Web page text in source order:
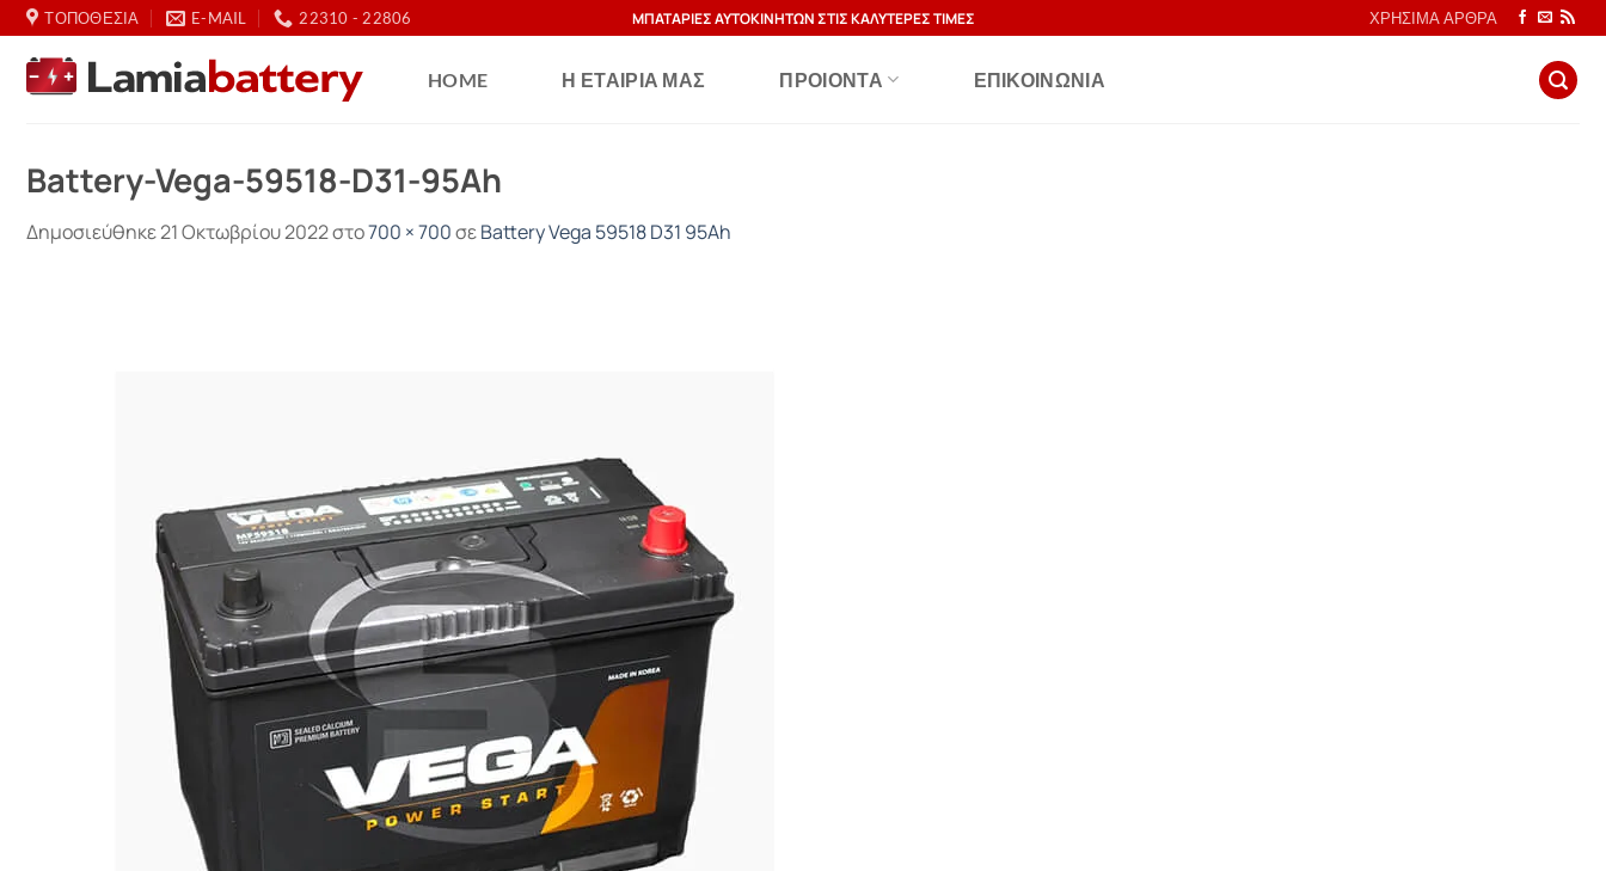
Μετάβαση
στο
περιεχόμενο
ΤΟΠΟΘΕΣΙΑ E-MAIL 22310 - 22806 ΜΠΑΤΑΡΙΕΣ ΑΥΤΟΚΙΝΗΤΩΝ ΣΤΙΣ ΚΑΛΥΤΕΡΕΣ ΤΙΜΕΣ ΧΡΗΣΙΜΑ ΑΡΘΡΑ
HOME Η ΕΤΑΙΡΊΑ ΜΑΣ ΠΡΟΙΟΝΤΑ ΕΠΙΚΟΙΝΩΝΙΑ
Battery-Vega-59518-D31-95Ah
Δημοσιεύθηκε21 Οκτωβρίου 2022στο700 × 700σεBattery Vega 59518 D31 95Ah